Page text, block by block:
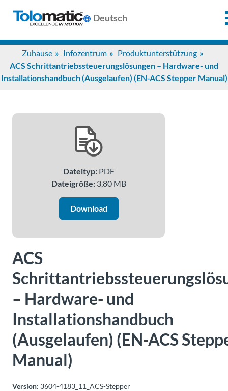
Deutsch
Zuhause Infozentrum
Produktunterstützung
ACS Schrittantriebssteuerungslösungen – Hardware- und
Installationshandbuch (Ausgelaufen) (EN-ACS Stepper Manual)
Dateityp:PDF
Dateigröße:3,80 MB
Download
ACS
– Hardware- und
Installationshandbuch
(Ausgelaufen) (EN-ACS
Manual)
Version: 3604-4183_11_ACS-Stepper
Search
for:
Unterstützung
Anwendungen
Über
Kontakt
zu einem
Ingenieur
Kontakt
Neuigkeiten &